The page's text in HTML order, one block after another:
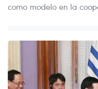
como modelo en la